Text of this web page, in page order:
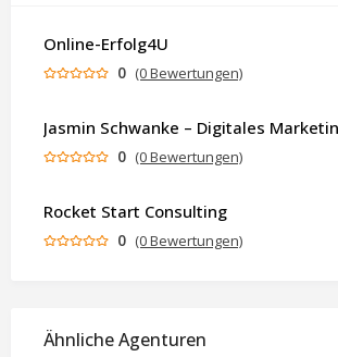
Online-Erfolg4U
0 (0 Bewertungen)
0 (0 Bewertungen)
Rocket Start Consulting
0 (0 Bewertungen)
Ähnliche Agenturen